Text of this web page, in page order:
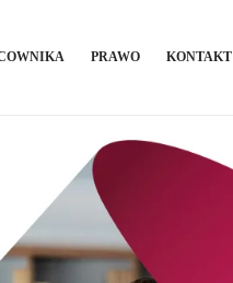
PRAWO KONTAKT